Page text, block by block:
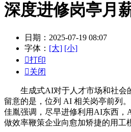
深度进修岗亭月
日期：2025-07-19 08:07
字体： [大] [小]
打印
关闭
生成式AI对于人才市场和社会
留意的是，位列 AI 相关岗亭前列
佳胤强调，尽早进修利用AI东西，
做效率鞭策企业向愈加矫捷的用工